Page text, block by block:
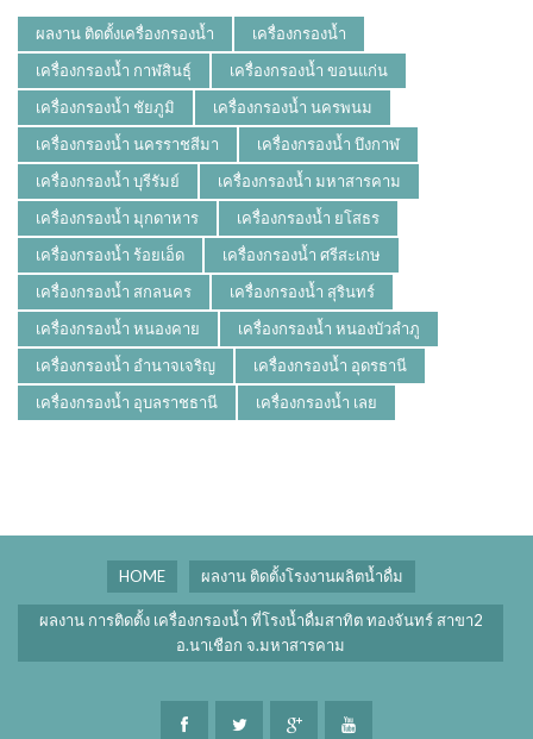
ผลงาน ติดตั้งเครื่องกรองน้ำ
เครื่องกรองน้ำ
เครื่องกรองน้ำ กาฬสินธุ์
เครื่องกรองน้ำ ขอนแก่น
เครื่องกรองน้ำ ชัยภูมิ
เครื่องกรองน้ำ นครพนม
เครื่องกรองน้ำ นครราชสีมา
เครื่องกรองน้ำ บึงกาฬ
เครื่องกรองน้ำ บุรีรัมย์
เครื่องกรองน้ำ มหาสารคาม
เครื่องกรองน้ำ มุกดาหาร
เครื่องกรองน้ำ ยโสธร
เครื่องกรองน้ำ ร้อยเอ็ด
เครื่องกรองน้ำ ศรีสะเกษ
เครื่องกรองน้ำ สกลนคร
เครื่องกรองน้ำ สุรินทร์
เครื่องกรองน้ำ หนองคาย
เครื่องกรองน้ำ หนองบัวลำภู
เครื่องกรองน้ำ อำนาจเจริญ
เครื่องกรองน้ำ อุดรธานี
เครื่องกรองน้ำ อุบลราชธานี
เครื่องกรองน้ำ เลย
HOME ผลงาน ติดตั้งโรงงานผลิตน้ำดื่ม
ผลงาน การติดตั้ง เครื่องกรองน้ำ ที่โรงน้ำดื่มสาทิต ทองจันทร์ สาขา2
อ.นาเชือก จ.มหาสารคาม